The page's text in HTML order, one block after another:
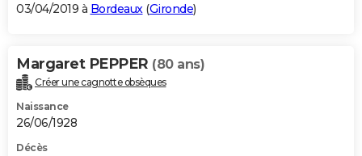
03/04/2019 à Bordeaux (Gironde)
Margaret PEPPER (80 ans)
Créer une cagnotte obsèques
Naissance
26/06/1928
Décès